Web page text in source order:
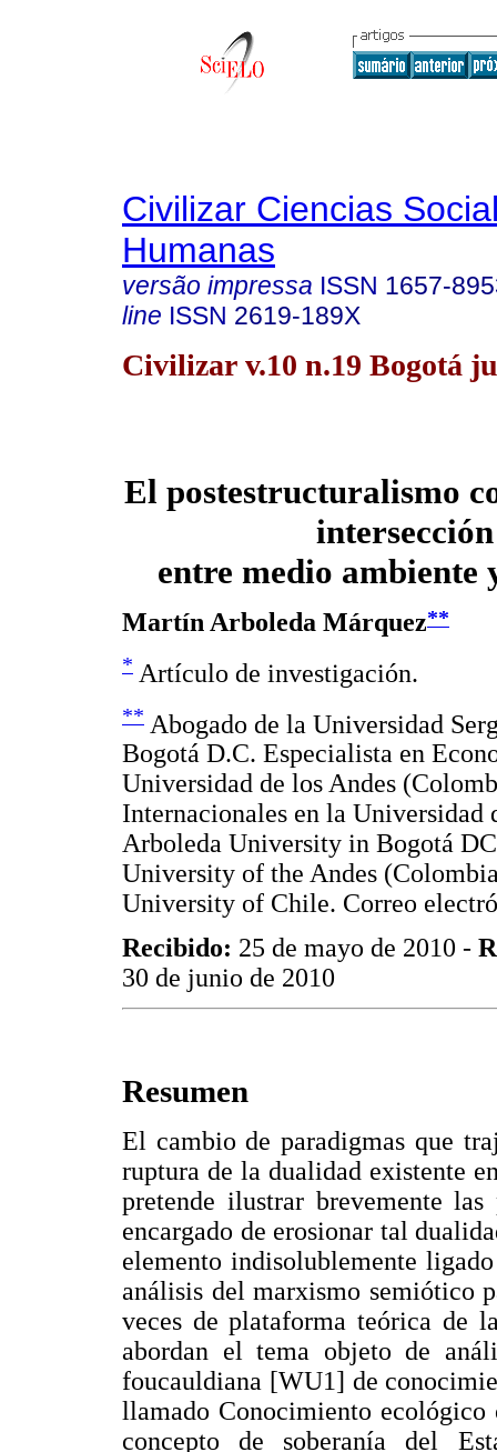
Civilizar Ciencias
Humanas
versão impressa ISSN 1657-
line ISSN 2619-189X
Civilizar v.10 n.19 Bogotá
El postestructuralismo
intersección
entre medio ambiente
Martín Arboleda Márquez**
* Artículo de investigación.
** Abogado de la Universidad
Bogotá D.C. Especialista en
Universidad de los Andes
Internacionales en la
Arboleda University in Bogotá
University of the Andes
University of Chile. Correo
Recibido: 25 de mayo de 2010 -
30 de junio de 2010
Resumen
El cambio de paradigmas que
ruptura de la dualidad existente
pretende ilustrar brevemente
encargado de erosionar tal
elemento indisolublemente
análisis del marxismo semiótico
veces de plataforma teórica de
abordan el tema objeto de
foucauldiana [WU1] de
llamado Conocimiento
concepto de soberanía del